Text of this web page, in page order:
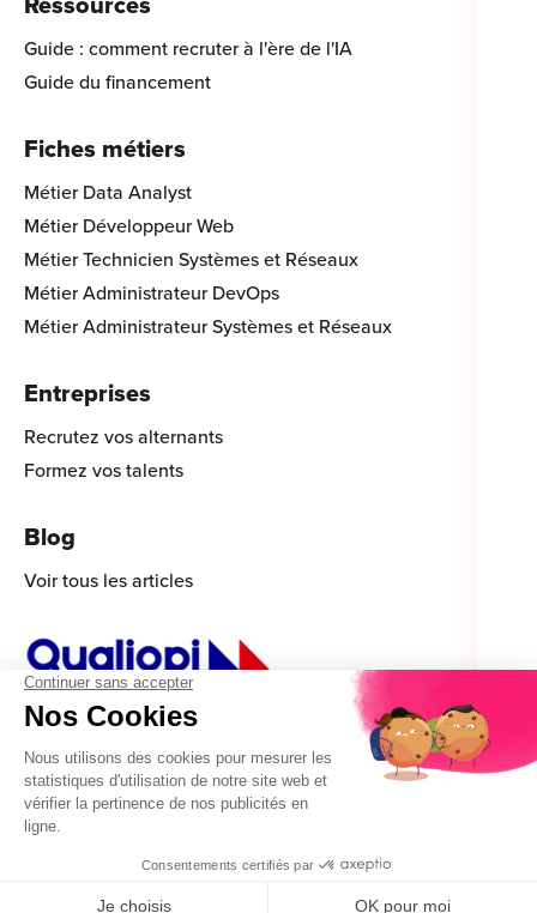
Ressources
Guide : comment recruter à l'ère de l'IA
Guide du financement
Fiches métiers
Métier Data Analyst
Métier Développeur Web
Métier Technicien Systèmes et Réseaux
Métier Administrateur DevOps
Métier Administrateur Systèmes et Réseaux
Entreprises
Recrutez vos alternants
Formez vos talents
Blog
Voir tous les articles